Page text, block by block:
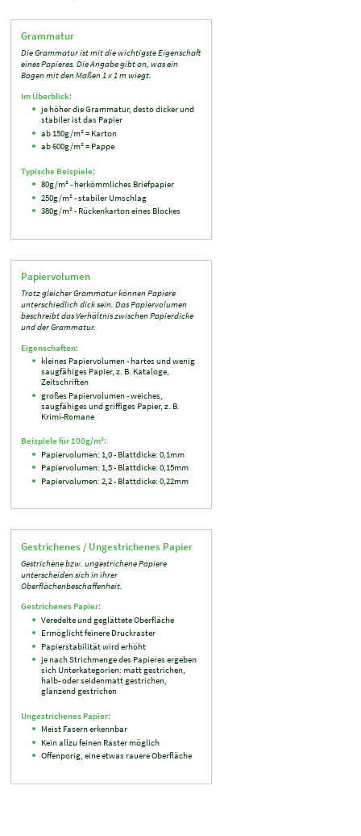
Grammatur
Die Grammatur ist mit die wichtigste Eigenschaft
eines Papieres. Die Angabe gibt an, was ein
Bogen mit den Maßen 1 x 1 m wiegt.
Im Überblick:
je höher die Grammatur, desto dicker und
stabiler ist das Papier
ab 150g/m² = Karton
ab 600g/m² = Pappe
Typische Beispiele:
80g/m² - herkömmliches Briefpapier
250g/m² - stabiler Umschlag
380g/m² - Rückenkarton eines Blockes
Papiervolumen
Trotz gleicher Grammatur können Papiere
unterschiedlich dick sein. Das Papiervolumen
beschreibt das Verhältnis zwischen Papierdicke
und der Grammatur.
Eigenschaften:
kleines Papiervolumen - hartes und wenig
saugfähiges Papier, z. B. Kataloge,
Zeitschriften
großes Papiervolumen - weiches,
saugfähiges und griffiges Papier, z. B.
Krimi-Romane
Beispiele für 100g/m²:
Papiervolumen: 1,0 - Blattdicke: 0,1mm
Papiervolumen: 1,5 - Blattdicke: 0,15mm
Papiervolumen: 2,2 - Blattdicke: 0,22mm
Gestrichenes / Ungestrichenes Papier
Gestrichene bzw. ungestrichene Papiere
unterscheiden sich in ihrer
Oberflächenbeschaffenheit.
Gestrichenes Papier:
Veredelte und geglättete Oberfläche
Ermöglicht feinere Druckraster
Papierstabilität wird erhöht
je nach Strichmenge des Papieres ergeben
sich Unterkategorien: matt gestrichen,
halb- oder seidenmatt gestrichen,
glänzend gestrichen
Ungestrichenes Papier:
Meist Fasern erkennbar
Kein allzu feinen Raster möglich
Offenporig, eine etwas rauere Oberfläche